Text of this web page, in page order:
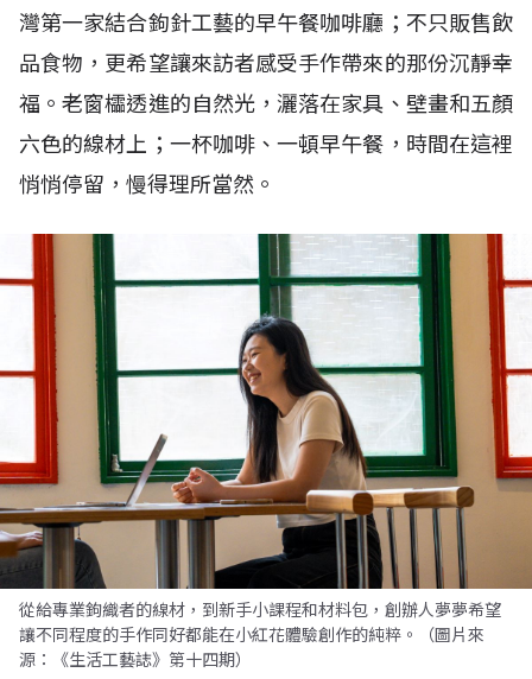
灣第一家結合鉤針工藝的早午餐咖啡廳；不只販售飲
品食物，更希望讓來訪者感受手作帶來的那份沉靜幸
福。老窗櫺透進的自然光，灑落在家具、壁畫和五顏
六色的線材上；一杯咖啡、一頓早午餐，時間在這裡
悄悄停留，慢得理所當然。
從給專業鉤織者的線材，到新手小課程和材料包，創辦人夢夢希望
讓不同程度的手作同好都能在小紅花體驗創作的純粹。（圖片來
源：《生活工藝誌》第十四期）